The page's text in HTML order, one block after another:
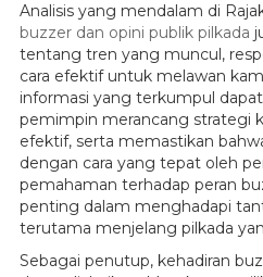
Analisis yang mendalam di
buzzer dan opini publik pilkada
tentang tren yang muncul,
cara efektif untuk melawan
informasi yang terkumpul
pemimpin merancang strategi
efektif, serta memastikan
dengan cara yang tepat oleh
pemahaman terhadap peran
penting dalam menghadapi
terutama menjelang pilkada
Sebagai penutup, kehadiran